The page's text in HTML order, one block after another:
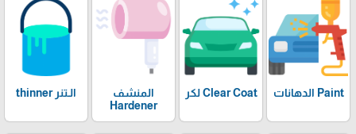
Paint الدهانات Clear Coat لكر
المنشف
Hardener
الـتنر thinner